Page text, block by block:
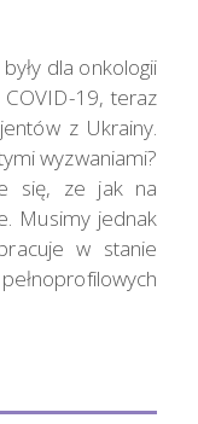
dla onkologii
19, teraz
z Ukrainy.
wyzwaniami?
się, ze jak na
Musimy jednak
w stanie